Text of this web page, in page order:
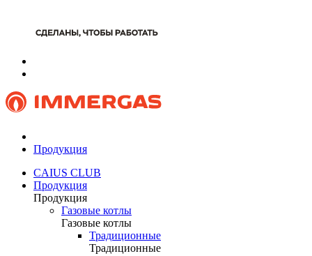
Продукция
CAIUS CLUB
Продукция
Продукция
Газовые котлы
Газовые котлы
Традиционные
Традиционные